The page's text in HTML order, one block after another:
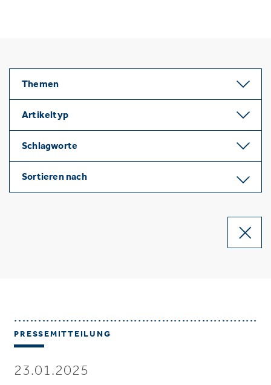
Themen
Artikeltyp
Schlagworte
Sortieren nach
PRESSEMITTEILUNG
23.01.2025